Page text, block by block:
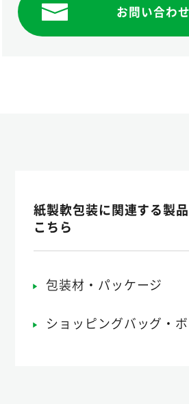
お問い合わせ
紙製軟包装に関連する製
こちら
包装材・パッケージ
ショッピングバッグ・